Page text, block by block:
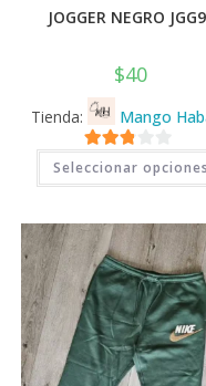
JOGGER NEGRO
$40
Tienda: Mango
2.71
de 5
Seleccionar opciones